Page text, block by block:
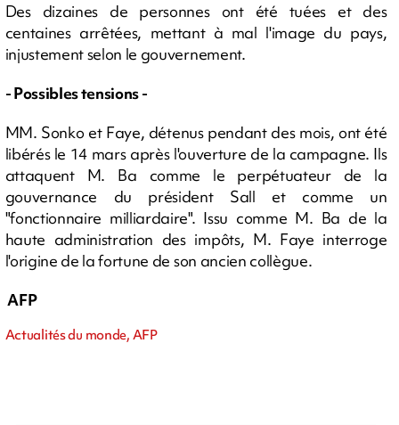
Des dizaines de personnes ont été tuées et des
centaines arrêtées, mettant à mal l'image du pays,
injustement selon le gouvernement.
- Possibles tensions -
MM. Sonko et Faye, détenus pendant des mois, ont été
libérés le 14 mars après l'ouverture de la campagne. Ils
attaquent M. Ba comme le perpétuateur de la
gouvernance du président Sall et comme un
"fonctionnaire milliardaire". Issu comme M. Ba de la
haute administration des impôts, M. Faye interroge
l'origine de la fortune de son ancien collègue.
AFP
Actualités du monde, AFP